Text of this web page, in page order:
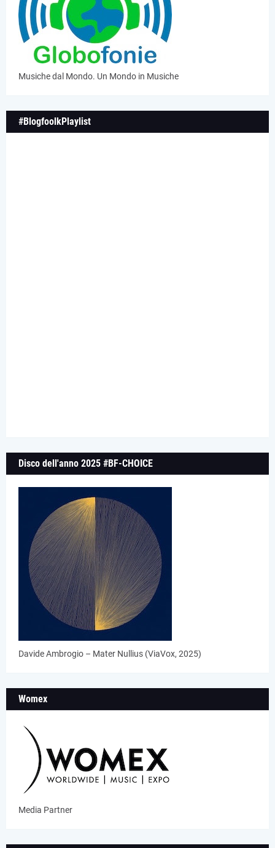
Musiche dal Mondo. Un Mondo in Musiche
#BlogfoolkPlaylist
Disco dell'anno 2025 #BF-CHOICE
Davide Ambrogio – Mater Nullius (ViaVox, 2025)
Womex
Media Partner